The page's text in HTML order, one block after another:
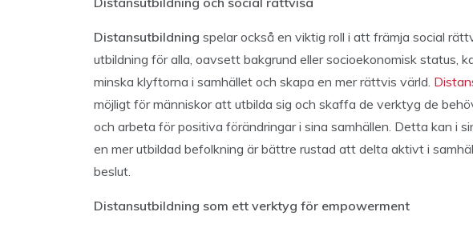
Distansutbildning spelar också en viktig roll i att främja social
utbildning för alla, oavsett bakgrund eller socioekonomisk status,
minska klyftorna i samhället och skapa en mer rättvis värld.
möjligt för människor att utbilda sig och skaffa de verktyg de
och arbeta för positiva förändringar i sina samhällen. Detta kan i
en mer utbildad befolkning är bättre rustad att delta aktivt i
beslut.
Distansutbildning som ett verktyg för empowerment